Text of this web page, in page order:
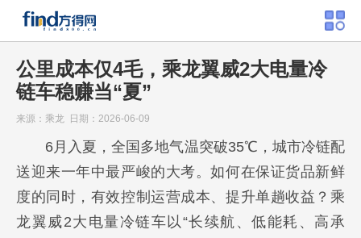
公里成本仅4毛，乘龙翼威2大电量冷
链车稳赚当“夏”
来源：乘龙 日期：2026-06-09
6月入夏，全国多地气温突破35℃，城市冷链配
送迎来一年中最严峻的大考。如何在保证货品新鲜
度的同时，有效控制运营成本、提升单趟收益？乘
龙翼威2大电量冷链车以“长续航、低能耗、高承